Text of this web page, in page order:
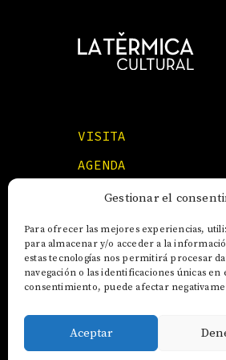
Gestionar el
Para ofrecer las mejores experiencias,
para almacenar y/o acceder a la
estas tecnologías nos permitirá procesar
navegación o las identificaciones únicas
consentimiento, puede afectar
Aceptar
VISITA
AGENDA
FORMACIONES
AVISO LEGAL